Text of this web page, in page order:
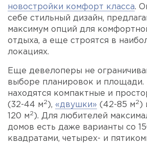
новостройки комфорт класса.
себе стильный дизайн,
максимум опций для
отдыха, а еще строятся в
локациях.
Еще девелоперы не
выборе планировок и
находятся компактные и
(32-44 м2 ), «двушки» (42-85 м2 )
120 м2 ). Для любителей
домов есть даже варианты со
квадратами, четырех- и